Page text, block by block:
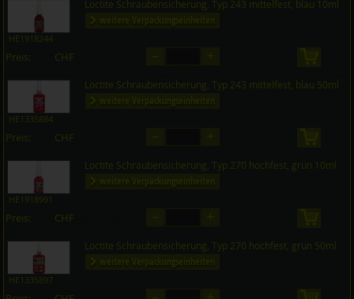
HE1918244
Loctite Schraubensicherung, Typ 243 mittelfest, blau 10ml
weitere Verpackungseinheiten
Preis: CHF
HE1335884
Loctite Schraubensicherung, Typ 243 mittelfest, blau 50ml
weitere Verpackungseinheiten
Preis: CHF
HE1918991
Loctite Schraubensicherung, Typ 270 hochfest, grün 10ml
weitere Verpackungseinheiten
Preis: CHF
HE1335897
Loctite Schraubensicherung, Typ 270 hochfest, grün 50ml
weitere Verpackungseinheiten